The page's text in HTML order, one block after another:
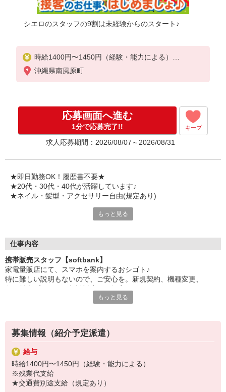
シエロのスタッフの9割は未経験からのスタート♪
時給1400円〜1450円（経験・能力による）
※残業代支給
★交通費別途支給（規定あり）
入社祝い金10万円支給(規定有)
お友達を紹介頂くと,
インセンティブ支給(規定有)
゜・。○。・゜+゜・。○。・゜+゜
沖縄県南風原町
応募画面へ進む
1分で応募完了!! キープ
求人応募期間：2026/08/07～2026/08/31
★即日勤務OK！履歴書不要★
★20代・30代・40代が活躍しています♪
★ネイル・髪型・アクセサリー自由(規定あり)
でも心配ご無用！
お互いに教え合ったり、フォローしあったりする
和気あいあいとした人間関係がある店舗ばかり！
皆で一緒にステップアップしましょう♪
【選べるお仕事いろいろ】
▼オフィスワーク
事務、経理、データ入力、コールセンター、受付
▼工場・製造・軽作業系
機械/食品製造・梱包・仕分け・加工・組立・検査
▼美容系
眉毛サロンのアイブロウ・ネイリスト・エステ
▼営業・販売
法人営業・アパレル販売・個別指導塾・人材紹介
もっと見る
仕事内容
携帯販売スタッフ【softbank】
家電量販店にて、スマホを案内するおシゴト♪
特に難しい説明もないので、ご安心を。新規契約、機種変更、
満足度◎
■携帯やインターネット販売業務
docomo(ドコモ)/au(エーユー)・KDDI/softbank(ソフトバンク)など
の大手キャリアから
ワイモバイル(Y!mobille)、楽天モバイル、UQなど格安スマホまで幅
広く紹介可能♪
もっと見る
募集情報（紹介予定派遣）
給与
時給1400円〜1450円（経験・能力による）
※残業代支給
★交通費別途支給（規定あり）